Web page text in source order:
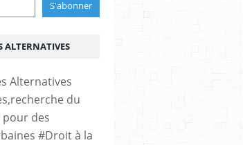
ALTERNATIVES
du
des
#Droit à la